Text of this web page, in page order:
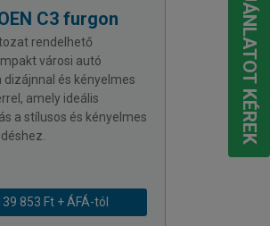
C3 furgon
rendelhető
városi autó
dizájnnal és kényelmes
amely ideális
a stílusos és kényelmes
853 Ft + ÁFÁ-tól